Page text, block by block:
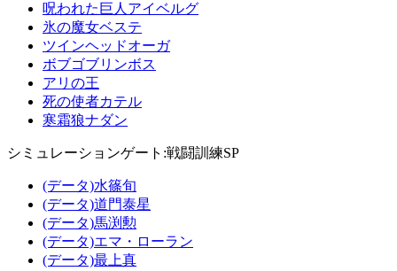
呪われた巨人アイベルグ
氷の魔女ベステ
ツインヘッドオーガ
ボブゴブリンボス
アリの王
死の使者カテル
寒霜狼ナダン
シミュレーションゲート:戦闘訓練SP
(データ)水篠旬
(データ)道門泰星
(データ)馬渕勲
(データ)エマ・ローラン
(データ)最上真